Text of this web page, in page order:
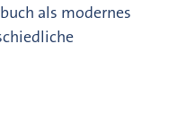
als modernes